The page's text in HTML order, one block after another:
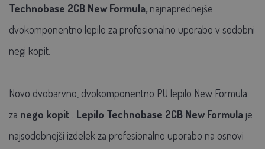
Technobase 2CB New Formula, najnaprednejše
dvokomponentno lepilo za profesionalno uporabo v sodobni
negi kopit.
Novo dvobarvno, dvokomponentno PU lepilo New Formula
za nego kopit . Lepilo Technobase 2CB New Formula je
najsodobnejši izdelek za profesionalno uporabo na osnovi